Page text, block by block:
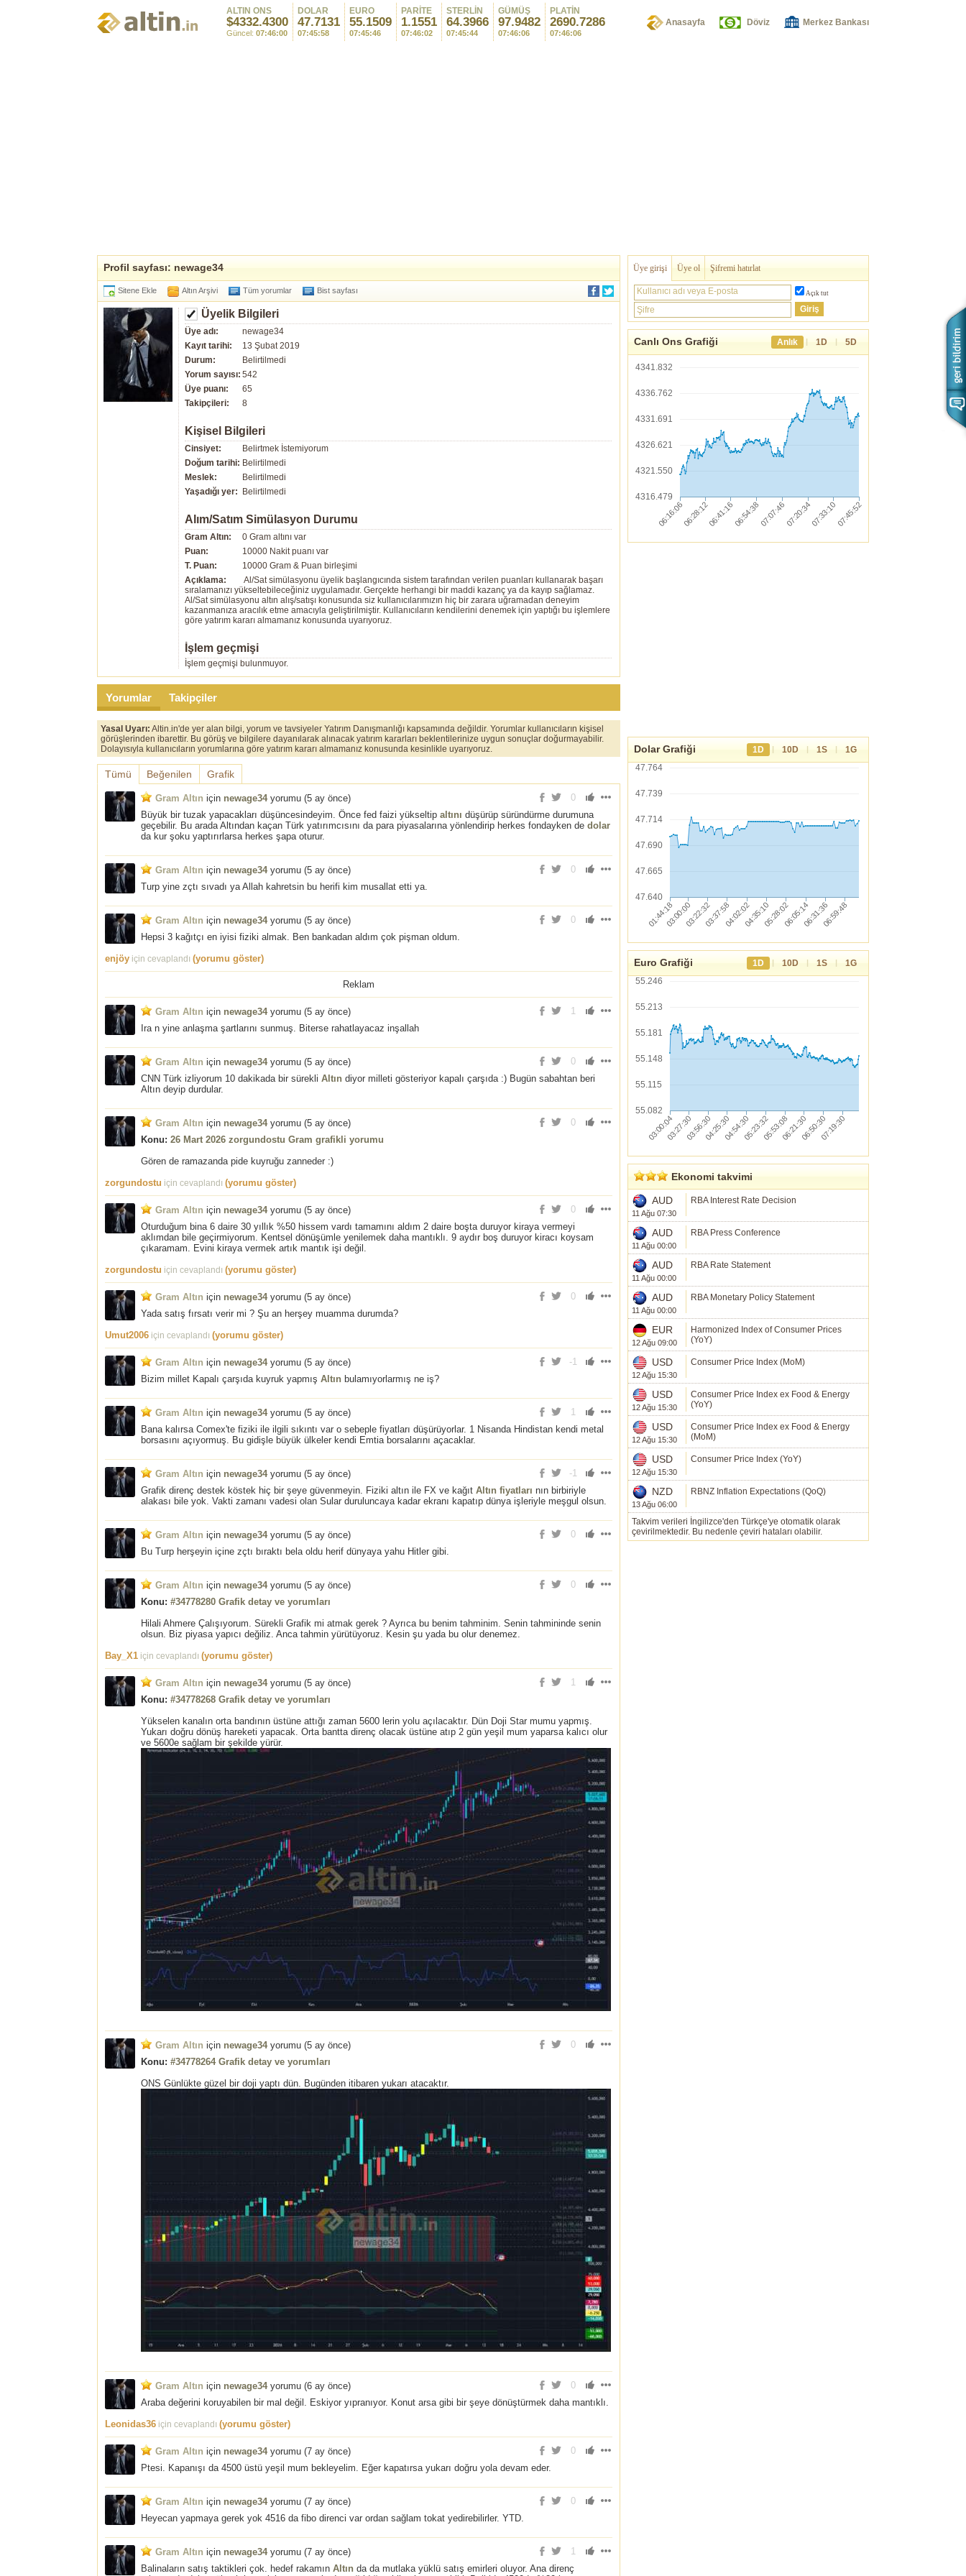
ALTIN ONS
$4332.4300
Güncel: 07:46:00
DOLAR
47.7131
07:45:58
EURO
55.1509
07:45:46
PARİTE
1.1551
07:46:02
STERLİN
64.3966
07:45:44
GÜMÜŞ
97.9482
07:46:06
PLATİN
2690.7286
07:46:06
Anasayfa Döviz Merkez Bankası
Profil sayfası: newage34
Sitene Ekle Altın Arşivi Tüm yorumlar Bist sayfası
Üyelik Bilgileri
Üye adı:
newage34
Kayıt tarihi:
13 Şubat 2019
Durum:
Belirtilmedi
Yorum sayısı: 542
Üye puanı:
65
Takipçileri:
8
Kişisel Bilgileri
Cinsiyet:
Belirtmek İstemiyorum
Doğum tarihi: Belirtilmedi
Meslek:
Belirtilmedi
Yaşadığı yer:
Belirtilmedi
Alım/Satım Simülasyon Durumu
Gram Altın:
0 Gram altını var
Puan:
10000 Nakit puanı var
T. Puan:
10000 Gram & Puan birleşimi
Açıklama:
Al/Sat simülasyonu üyelik başlangıcında sistem tarafından verilen puanları kullanarak başarı
sıralamanızı yükseltebileceğiniz uygulamadır. Gerçekte herhangi bir maddi kazanç ya da kayıp sağlamaz.
Al/Sat simülasyonu altın alış/satışı konusunda siz kullanıcılarımızın hiç bir zarara uğramadan deneyim
kazanmanıza aracılık etme amacıyla geliştirilmiştir. Kullanıcıların kendilerini denemek için yaptığı bu işlemlere
göre yatırım kararı almamanız konusunda uyarıyoruz.
İşlem geçmişi
İşlem geçmişi bulunmuyor.
Yorumlar Takipçiler
Yasal Uyarı: Altin.in'de yer alan bilgi, yorum ve tavsiyeler Yatırım Danışmanlığı kapsamında değildir. Yorumlar kullanıcıların kişisel
görüşlerinden ibarettir. Bu görüş ve bilgilere dayanılarak alınacak yatırım kararları beklentilerinize uygun sonuçlar doğurmayabilir.
Dolayısıyla kullanıcıların yorumlarına göre yatırım kararı almamanız konusunda kesinlikle uyarıyoruz.
Tümü Beğenilen Grafik
0
Gram Altın için newage34yorumu (5 ay önce)
Büyük bir tuzak yapacakları düşüncesindeyim. Önce fed faizi yükseltip altını düşürüp süründürme durumuna
geçebilir. Bu arada Altından kaçan Türk yatırımcısını da para piyasalarına yönlendirip herkes fondayken de dolar
da kur şoku yaptırırlarsa herkes şapa oturur.
0
Gram Altın için newage34yorumu (5 ay önce)
Turp yine zçtı sıvadı ya Allah kahretsin bu herifi kim musallat etti ya.
0
Gram Altın için newage34yorumu (5 ay önce)
Hepsi 3 kağıtçı en iyisi fiziki almak. Ben bankadan aldım çok pişman oldum.
enjöy için cevaplandı (yorumu göster)
Reklam
1
Gram Altın için newage34yorumu (5 ay önce)
Ira n yine anlaşma şartlarını sunmuş. Biterse rahatlayacaz inşallah
0
Gram Altın için newage34yorumu (5 ay önce)
CNN Türk izliyorum 10 dakikada bir sürekli Altın diyor milleti gösteriyor kapalı çarşıda :) Bugün sabahtan beri
Altın deyip durdular.
0
Gram Altın için newage34yorumu (5 ay önce)
Konu: 26 Mart 2026 zorgundostu Gram grafikli yorumu
Gören de ramazanda pide kuyruğu zanneder :)
zorgundostu için cevaplandı (yorumu göster)
0
Gram Altın için newage34yorumu (5 ay önce)
Oturduğum bina 6 daire 30 yıllık %50 hissem vardı tamamını aldım 2 daire boşta duruyor kiraya vermeyi
aklımdan bile geçirmiyorum. Kentsel dönüşümle yenilemek daha mantıklı. 9 aydır boş duruyor kiracı koysam
çıkaramam. Evini kiraya vermek artık mantık işi değil.
zorgundostu için cevaplandı (yorumu göster)
0
Gram Altın için newage34yorumu (5 ay önce)
Yada satış fırsatı verir mi ? Şu an herşey muamma durumda?
Umut2006 için cevaplandı (yorumu göster)
-1
Gram Altın için newage34yorumu (5 ay önce)
Bizim millet Kapalı çarşıda kuyruk yapmış Altın bulamıyorlarmış ne iş?
1
Gram Altın için newage34yorumu (5 ay önce)
Bana kalırsa Comex'te fiziki ile ilgili sıkıntı var o sebeple fiyatları düşürüyorlar. 1 Nisanda Hindistan kendi metal
borsasını açıyormuş. Bu gidişle büyük ülkeler kendi Emtia borsalarını açacaklar.
-1
Gram Altın için newage34yorumu (5 ay önce)
Grafik direnç destek köstek hiç bir şeye güvenmeyin. Fiziki altın ile FX ve kağıt Altın fiyatları nın birbiriyle
alakası bile yok. Vakti zamanı vadesi olan Sular duruluncaya kadar ekranı kapatıp dünya işleriyle meşgul olsun.
0
Gram Altın için newage34yorumu (5 ay önce)
Bu Turp herşeyin içine zçtı bıraktı bela oldu herif dünyaya yahu Hitler gibi.
0
Gram Altın için newage34yorumu (5 ay önce)
Konu: #34778280 Grafik detay ve yorumları
Hilali Ahmere Çalışıyorum. Sürekli Grafik mi atmak gerek ? Ayrıca bu benim tahminim. Senin tahmininde senin
olsun. Biz piyasa yapıcı değiliz. Anca tahmin yürütüyoruz. Kesin şu yada bu olur denemez.
Bay_X1 için cevaplandı (yorumu göster)
1
Gram Altın için newage34yorumu (5 ay önce)
Konu: #34778268 Grafik detay ve yorumları
Yükselen kanalın orta bandının üstüne attığı zaman 5600 lerin yolu açılacaktır. Dün Doji Star mumu yapmış.
Yukarı doğru dönüş hareketi yapacak. Orta bantta direnç olacak üstüne atıp 2 gün yeşil mum yaparsa kalıcı olur
ve 5600e sağlam bir şekilde yürür.
0
Gram Altın için newage34yorumu (5 ay önce)
Konu: #34778264 Grafik detay ve yorumları
ONS Günlükte güzel bir doji yaptı dün. Bugünden itibaren yukarı atacaktır.
0
Gram Altın için newage34yorumu (6 ay önce)
Araba değerini koruyabilen bir mal değil. Eskiyor yıpranıyor. Konut arsa gibi bir şeye dönüştürmek daha mantıklı.
Leonidas36 için cevaplandı (yorumu göster)
0
Gram Altın için newage34yorumu (7 ay önce)
Ptesi. Kapanışı da 4500 üstü yeşil mum bekleyelim. Eğer kapatırsa yukarı doğru yola devam eder.
0
Gram Altın için newage34yorumu (7 ay önce)
Heyecan yapmaya gerek yok 4516 da fibo direnci var ordan sağlam tokat yedirebilirler. YTD.
1
Gram Altın için newage34yorumu (7 ay önce)
Balinaların satış taktikleri çok. hedef rakamın Altın da da mutlaka yüklü satış emirleri oluyor. Ana direnç
Üye girişi Üye ol Şifremi hatırlat
Kullanıcı adı veya E-posta Açık tut
Şifre
Canlı Ons Grafiği Anlık | 1D | 5D
4341.832
4336.762
4331.691
4326.621
4321.550
4316.479
Dolar Grafiği 1D | 10D | 1S |
1G
47.764
47.739
47.714
47.690
47.665
47.640
Euro Grafiği 1D | 10D | 1S |
1G
55.246
55.213
55.181
55.148
55.115
55.082
Ekonomi takvimi
AUD
11 Ağu 07:30
RBA Interest Rate Decision
AUD
11 Ağu 00:00
RBA Press Conference
AUD
11 Ağu 00:00
RBA Rate Statement
AUD
11 Ağu 00:00
RBA Monetary Policy Statement
EUR
12 Ağu 09:00
Harmonized Index of Consumer Prices
(YoY)
USD
12 Ağu 15:30
Consumer Price Index (MoM)
USD
12 Ağu 15:30
Consumer Price Index ex Food & Energy
(YoY)
USD
12 Ağu 15:30
Consumer Price Index ex Food & Energy
(MoM)
USD
12 Ağu 15:30
Consumer Price Index (YoY)
NZD
13 Ağu 06:00
RBNZ Inflation Expectations (QoQ)
Takvim verileri İngilizce'den Türkçe'ye otomatik olarak
çevirilmektedir. Bu nedenle çeviri hataları olabilir.